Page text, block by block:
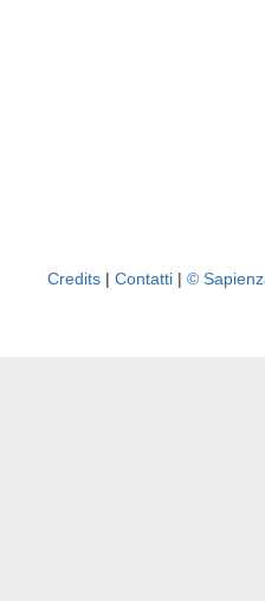
Credits | Contatti | ©